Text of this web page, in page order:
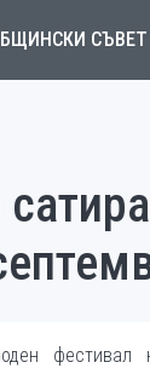
СЪВЕТ
фестивал